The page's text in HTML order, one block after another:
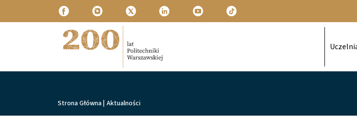
Przejdź do treści
Ścieżka nawigacyjna
Strona Główna Aktualności